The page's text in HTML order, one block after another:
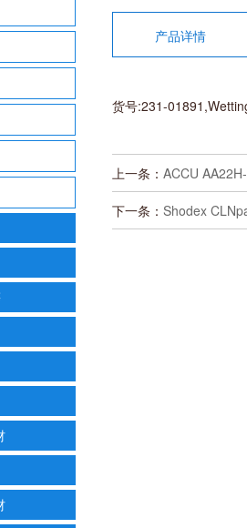
产品详情
货号:231-
上一条： ACCU
下一条： Shodex